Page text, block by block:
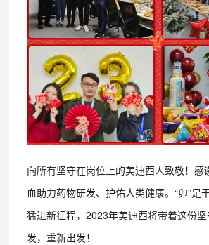
向所有坚守在岗位上的美迪西人致敬！感
血助力药物研发、护佑人类健康。“卯”足
猛进新征程，2023年美迪西将带着这份
发，重新出发！